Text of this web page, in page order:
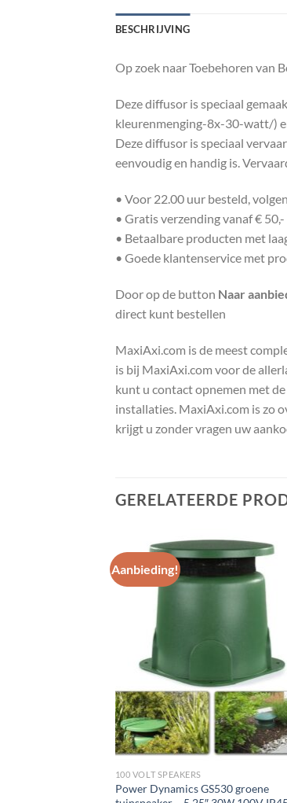
BESCHRIJVING
Op zoek naar Toebehoren van
Deze diffusor is speciaal
kleurenmenging-8x-30-watt/)
Deze diffusor is speciaal
eenvoudig en handig is.
• Voor 22.00 uur besteld,
• Gratis verzending vanaf € 50,-
• Betaalbare producten met
• Goede klantenservice met
Door op de button Naar
direct kunt bestellen
MaxiAxi.com is de meest
is bij MaxiAxi.com voor de
kunt u contact opnemen met
installaties. MaxiAxi.com is zo
krijgt u zonder vragen uw
GERELATEERDE
Aanbieding!
aan
wenslijst
100 VOLT SPEAKERS
Power Dynamics GS530 groene